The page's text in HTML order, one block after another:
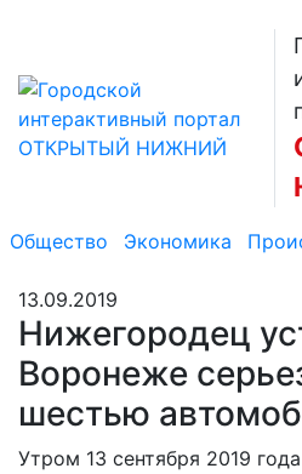
Общество Экономика
13.09.2019
Нижегородец
Воронеже
шестью
Утром 13 сентября 2019